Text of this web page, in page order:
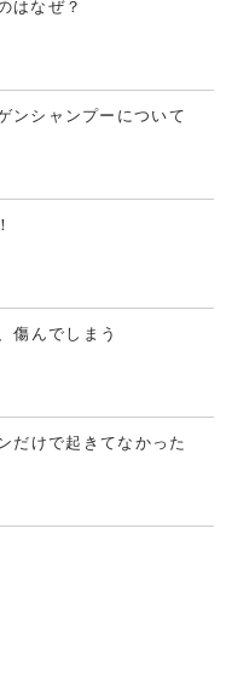
はなぜ？
ンシャンプーについて
傷んでしまう
だけで起きてなかった